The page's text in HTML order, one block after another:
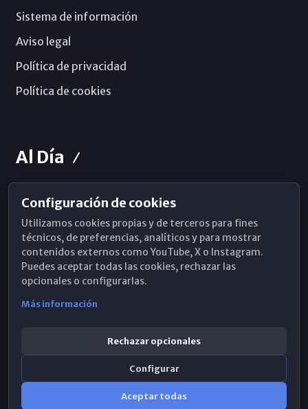
Sistema de información
Aviso legal
Política de privacidad
Política de cookies
Al Día
Horarios de Misa
Hemeroteca
WhatsApp
Configuración de cookies
Utilizamos cookies propias y de terceros para fines
técnicos, de preferencias, analíticos y para mostrar
contenidos externos como YouTube, X o Instagram.
Puedes aceptar todas las cookies, rechazar las
opcionales o configurarlas.
Más información
Rechazar opcionales
Configurar
Aceptar todas